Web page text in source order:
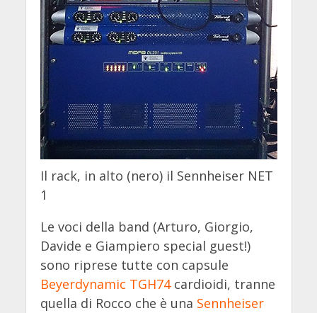
Il rack, in alto (nero) il Sennheiser NET
1
Le voci della band (Arturo, Giorgio,
Davide e Giampiero special guest!)
sono riprese tutte con capsule
Beyerdynamic TGH74cardioidi, tranne
quella di Rocco che è una Sennheiser